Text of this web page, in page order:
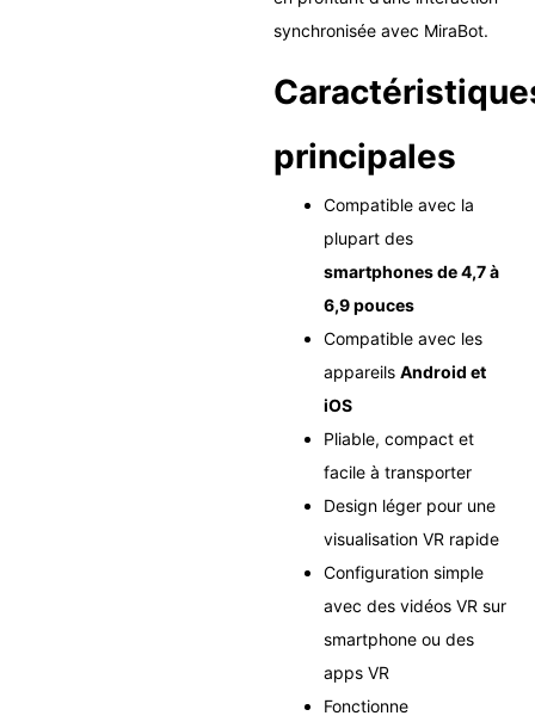
synchronisée avec MiraBot.
principales
Compatible avec la
plupart des
smartphones de 4,7 à
6,9 pouces
Compatible avec les
appareils Android et
iOS
Pliable, compact et
facile à transporter
Design léger pour une
visualisation VR rapide
Configuration simple
avec des vidéos VR sur
smartphone ou des
apps VR
Fonctionne